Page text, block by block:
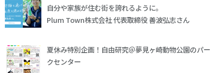
自分や家族が住む街を誇れるように。
Plum Town株式会社 代表取締役 善波弘志さん
夏休み特別企画！自由研究＠夢見ヶ崎動物公園のパー
クセンター